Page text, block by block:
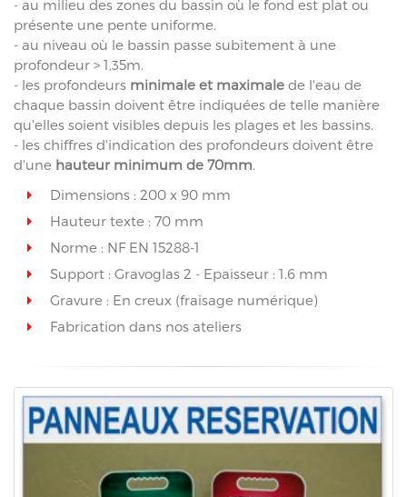
- au milieu des zones du bassin où le fond est plat ou
présente une pente uniforme.
- au niveau où le bassin passe subitement à une
profondeur > 1,35m.
- les profondeurs minimale et maximale de l'eau de
chaque bassin doivent être indiquées de telle manière
qu'elles soient visibles depuis les plages et les bassins.
- les chiffres d'indication des profondeurs doivent être
d'une hauteur minimum de 70mm.
Dimensions : 200 x 90 mm
Hauteur texte : 70 mm
Norme : NF EN 15288-1
Support : Gravoglas 2 - Epaisseur : 1.6 mm
Gravure : En creux (fraisage numérique)
Fabrication dans nos ateliers